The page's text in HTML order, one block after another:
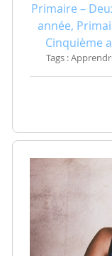
Primaire –
année,
Cinquième
Tags :